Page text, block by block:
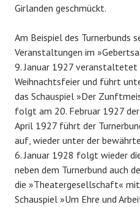
Girlanden geschmückt.
Am Beispiel des Turnerbunds
Veranstaltungen im
9. Januar 1927 veranstaltetet
Weihnachtsfeier und führt
das Schauspiel »Der
folgt am 20. Februar 1927
April 1927 führt der
auf, wieder unter der
6. Januar 1928 folgt wieder
neben dem Turnerbund auch
die »Theatergesellschaft«
Schauspiel »Um Ehre und